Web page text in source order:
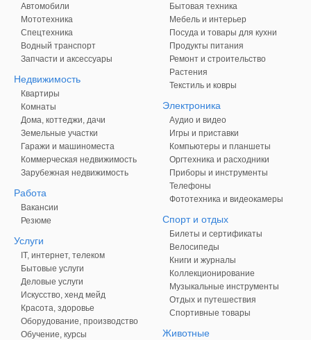
Автомобили
Мототехника
Спецтехника
Водный транспорт
Запчасти и аксессуары
Недвижимость
Квартиры
Комнаты
Дома, коттеджи, дачи
Земельные участки
Гаражи и машиноместа
Коммерческая недвижимость
Зарубежная недвижимость
Работа
Вакансии
Резюме
Услуги
IT, интернет, телеком
Бытовые услуги
Деловые услуги
Искусство, хенд мейд
Красота, здоровье
Оборудование, производство
Обучение, курсы
Бытовая техника
Мебель и интерьер
Посуда и товары для кухни
Продукты питания
Ремонт и строительство
Растения
Текстиль и ковры
Электроника
Аудио и видео
Игры и приставки
Компьютеры и планшеты
Оргтехника и расходники
Приборы и инструменты
Телефоны
Фототехника и видеокамеры
Спорт и отдых
Билеты и сертификаты
Велосипеды
Книги и журналы
Коллекционирование
Музыкальные инструменты
Отдых и путешествия
Спортивные товары
Животные